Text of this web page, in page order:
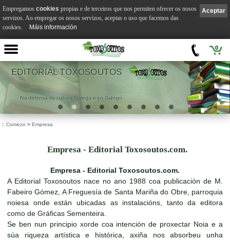
0
EDITORIAL TOXOSOUTOS
Na defensa da cultura Galega e en Galego
:: Comezo > Empresa
Empresa - Editorial Toxosoutos.com.
Empresa - Editorial Toxosoutos.com.
A Editorial Toxosoutos nace no ano 1988 coa publicación de M.
Fabeiro Gómez, A Freguesía de Santa Mariña do Obre, parroquia
noiesa onde están ubicadas as instalacións, tanto da editora
como de Gráficas Sementeira.
Se ben nun principio xorde coa intención de proxectar Noia e a
súa riqueza artística e histórica, axiña nos absorbeu unha
Aceptar
Empregamos cookies propias e de terceiros que nos permiten ofrecer os nosos
servizos. Ao empregar os nosos servizos, aceptas o uso que facemos das
cookies.
Máis información